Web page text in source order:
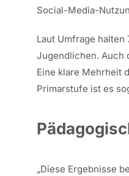
Social-Media-
Laut Umfrage
Jugendlichen. Auch
Eine klare Mehrheit
Primarstufe ist es
„Diese Ergebnisse